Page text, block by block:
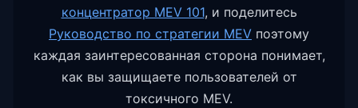
концентратор MEV 101, и поделитесь
Руководство по стратегии MEV поэтому
каждая заинтересованная сторона понимает,
как вы защищаете пользователей от
токсичного MEV.